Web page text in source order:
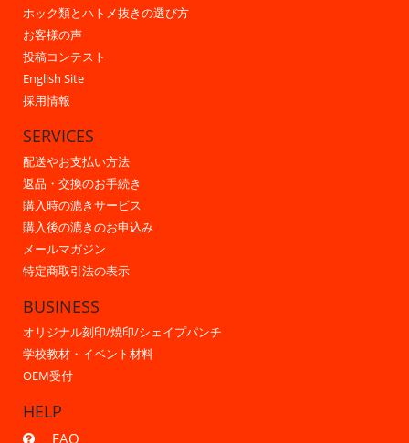
ホック類とハトメ抜きの選び方
お客様の声
投稿コンテスト
English Site
採用情報
SERVICES
配送やお支払い方法
返品・交換のお手続き
購入時の漉きサービス
購入後の漉きのお申込み
メールマガジン
特定商取引法の表示
BUSINESS
オリジナル刻印/焼印/シェイプパンチ
学校教材・イベント材料
OEM受付
HELP
FAQ